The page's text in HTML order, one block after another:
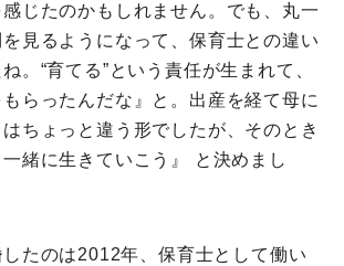
じたのかもしれません。でも、丸一
見るようになって、保育士との違い
。“育てる”という責任が生まれて、
もらったんだな』と。出産を経て母に
ちょっと違う形でしたが、そのとき
緒に生きていこう』 と決めまし
たのは2012年、保育士として働い